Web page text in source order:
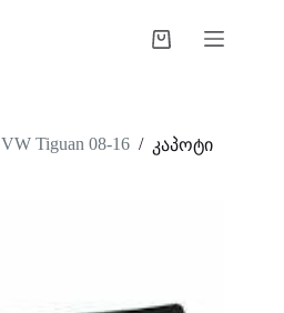
VW Tiguan 08-16 / კაპოტი